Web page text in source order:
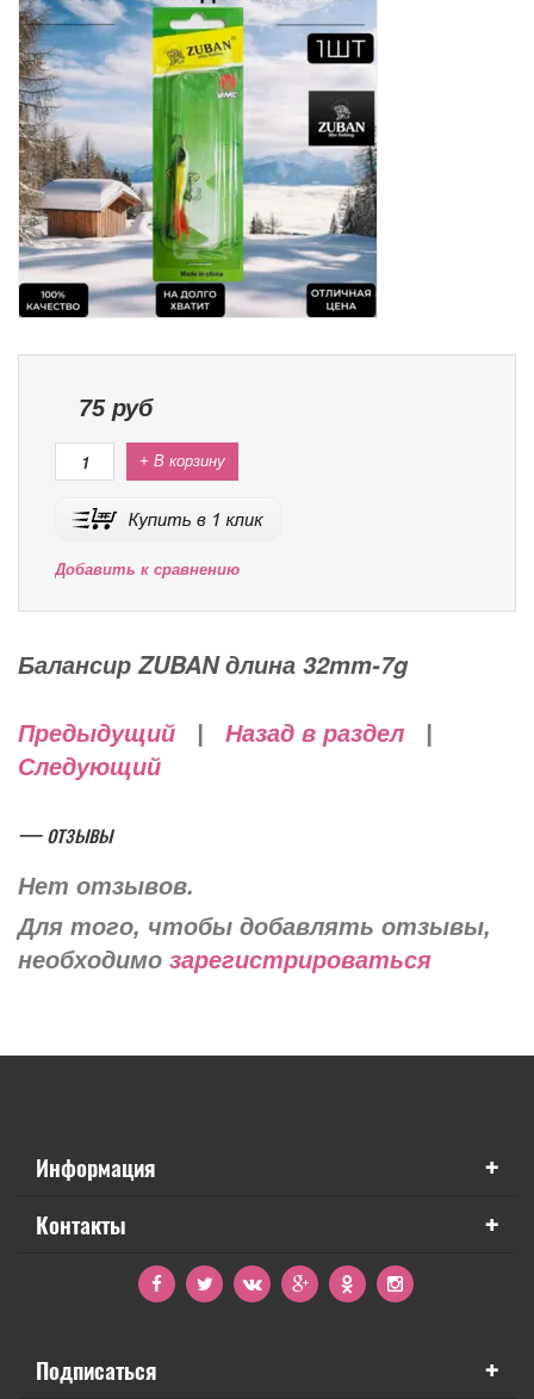
75руб
+ В корзину
Добавить к сравнению
Балансир ZUBAN длина 32mm-7g
Предыдущий Назад в раздел
Следующий
— отзывы
Нет отзывов.
Для того, чтобы добавлять отзывы,
необходимо зарегистрироваться
Информация +
Контакты +
Подписаться +